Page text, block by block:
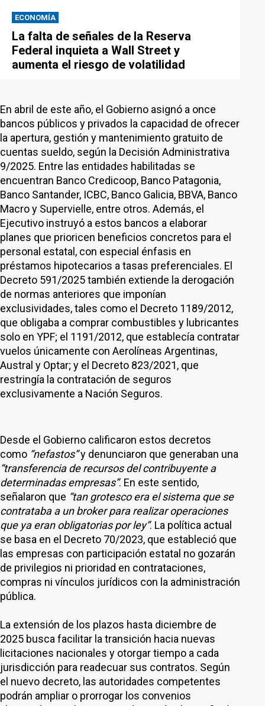
ECONOMÍA
La falta de señales de la Reserva
Federal inquieta a Wall Street y
aumenta el riesgo de volatilidad
En abril de este año, el Gobierno asignó a once
bancos públicos y privados la capacidad de ofrecer
la apertura, gestión y mantenimiento gratuito de
cuentas sueldo, según la Decisión Administrativa
9/2025. Entre las entidades habilitadas se
encuentran Banco Credicoop, Banco Patagonia,
Banco Santander, ICBC, Banco Galicia, BBVA, Banco
Macro y Supervielle, entre otros. Además, el
Ejecutivo instruyó a estos bancos a elaborar
planes que prioricen beneficios concretos para el
personal estatal, con especial énfasis en
préstamos hipotecarios a tasas preferenciales. El
Decreto 591/2025 también extiende la derogación
de normas anteriores que imponían
exclusividades, tales como el Decreto 1189/2012,
que obligaba a comprar combustibles y lubricantes
solo en YPF; el 1191/2012, que establecía contratar
vuelos únicamente con Aerolíneas Argentinas,
Austral y Optar; y el Decreto 823/2021, que
restringía la contratación de seguros
exclusivamente a Nación Seguros.
Desde el Gobierno calificaron estos decretos
como “nefastos”y denunciaron que generaban una
“transferencia de recursos del contribuyente a
determinadas empresas”. En este sentido,
señalaron que “tan grotesco era el sistema que se
contrataba a un broker para realizar operaciones
que ya eran obligatorias por ley”. La política actual
se basa en el Decreto 70/2023, que estableció que
las empresas con participación estatal no gozarán
de privilegios ni prioridad en contrataciones,
compras ni vínculos jurídicos con la administración
pública.
La extensión de los plazos hasta diciembre de
2025 busca facilitar la transición hacia nuevas
licitaciones nacionales y otorgar tiempo a cada
jurisdicción para readecuar sus contratos. Según
el nuevo decreto, las autoridades competentes
podrán ampliar o prorrogar los convenios